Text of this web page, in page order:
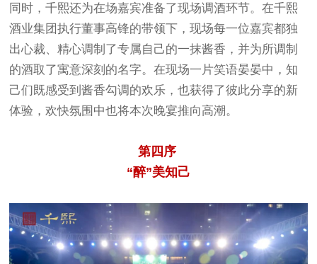
同时，千熙还为在场嘉宾准备了现场调酒环节。在千熙
酒业集团执行董事高锋的带领下，现场每一位嘉宾都独
出心裁、精心调制了专属自己的一抹酱香，并为所调制
的酒取了寓意深刻的名字。在现场一片笑语晏晏中，知
己们既感受到酱香勾调的欢乐，也获得了彼此分享的新
体验，欢快氛围中也将本次晚宴推向高潮。
第四序
“醉”美知己